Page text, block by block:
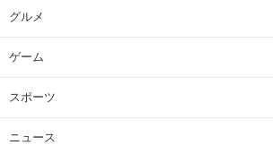
グルメ
ゲーム
スポーツ
ニュース